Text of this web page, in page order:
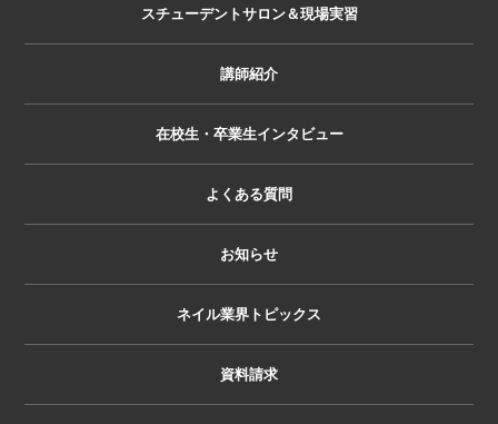
スチューデントサロン＆現場実習
講師紹介
在校生・卒業生インタビュー
よくある質問
お知らせ
ネイル業界トピックス
資料請求